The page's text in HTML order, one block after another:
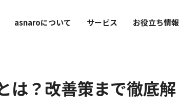
asnaroについて サービス お役立ち情報
は？改善策まで徹底解